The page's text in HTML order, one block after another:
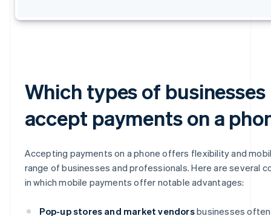
Which types of
accept payments on a
Accepting payments on a phone offers flexibility and
range of businesses and professionals. Here are several
in which mobile payments offer notable advantages:
Pop-up stores and market vendorsbusinesses